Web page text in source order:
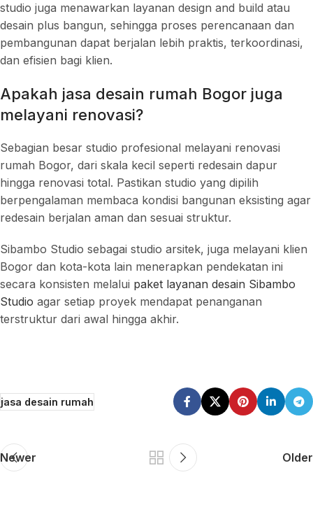
studio juga menawarkan layanan design and build atau
desain plus bangun, sehingga proses perencanaan dan
pembangunan dapat berjalan lebih praktis, terkoordinasi,
dan efisien bagi klien.
Apakah jasa desain rumah Bogor juga
melayani renovasi?
Sebagian besar studio profesional melayani renovasi
rumah Bogor, dari skala kecil seperti redesain dapur
hingga renovasi total. Pastikan studio yang dipilih
berpengalaman membaca kondisi bangunan eksisting agar
redesain berjalan aman dan sesuai struktur.
Sibambo Studio sebagai studio arsitek, juga melayani klien
Bogor dan kota-kota lain menerapkan pendekatan ini
secara konsisten melalui paket layanan desain Sibambo
Studio agar setiap proyek mendapat penanganan
terstruktur dari awal hingga akhir.
jasa desain rumah
Newer Older